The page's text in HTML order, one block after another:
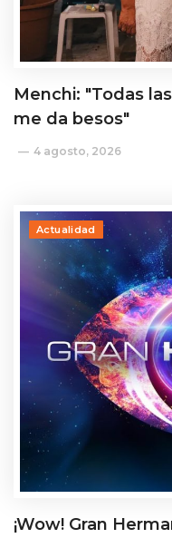
Menchi: "Todas
me da besos"
4 agosto, 2026
Actualidad
¡Wow! Gran